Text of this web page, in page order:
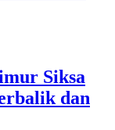
Siksa
dan